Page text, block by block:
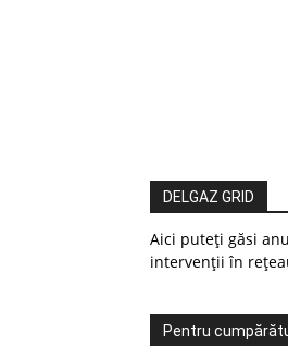
DELGAZ GRID
Aici puteți găsi
intervenții în
Pentru